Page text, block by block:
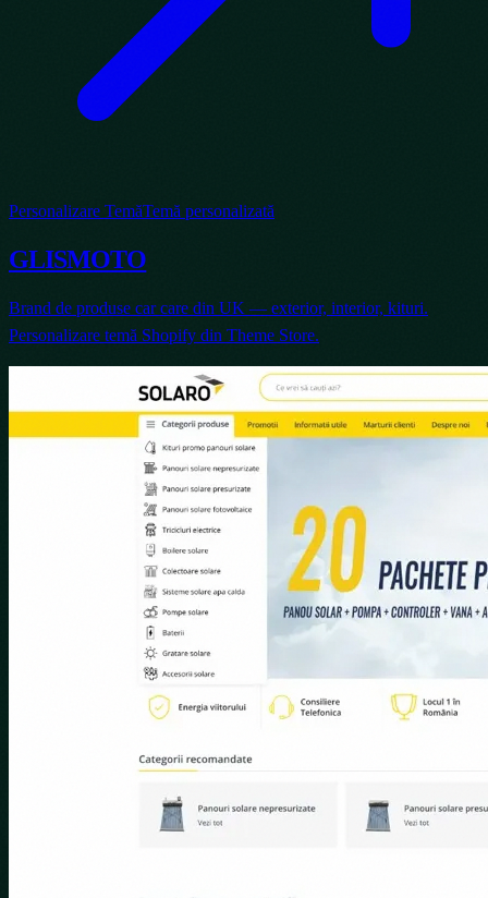
Personalizare TemăTemă personalizată
GLISMOTO
Brand de produse car care din UK — exterior, interior, kituri.
Personalizare temă Shopify din Theme Store.